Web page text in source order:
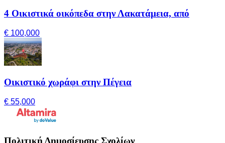
4 Οικιστικά οικόπεδα στην Λακατάμεια, από
€ 100,000
Οικιστικό χωράφι στην Πέγεια
€ 55,000
Πολιτική Δημοσίευσης Σχολίων